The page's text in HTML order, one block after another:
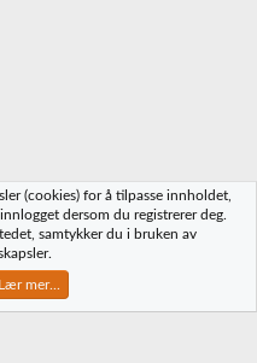
XenForo Ltd.
(cookies) for å tilpasse innholdet,
dersom du registrerer deg.
samtykker du i bruken av
Lær mer...